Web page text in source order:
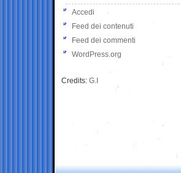
Accedi
Feed dei contenuti
Feed dei commenti
WordPress.org
Credits: G.I